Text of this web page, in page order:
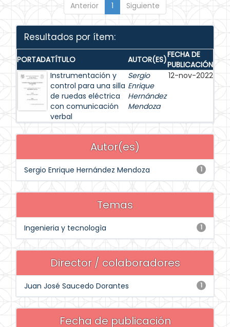
Anterior 1 Siguiente
Resultados por ítem:
PORTADATÍTULO AUTOR(ES)FECHA DE
PUBLICACIÓN
Instrumentación y
control para una silla
de ruedas eléctrica
con comunicación
verbal
Sergio
Enrique
Hernández
Mendoza
12-nov-2022
Autor(es)
1
Sergio Enrique Hernández Mendoza
Temas
1
Ingenieria y tecnologìa
Director / colaboradores
1
Juan José Saucedo Dorantes
Fecha de publicación